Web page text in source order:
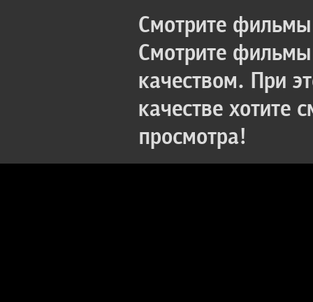
Смотрите
Смотрите
качеством. При
качестве хотите
просмотра!